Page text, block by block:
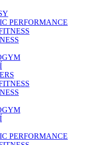
PERFORMANCE
PERFORMANCE